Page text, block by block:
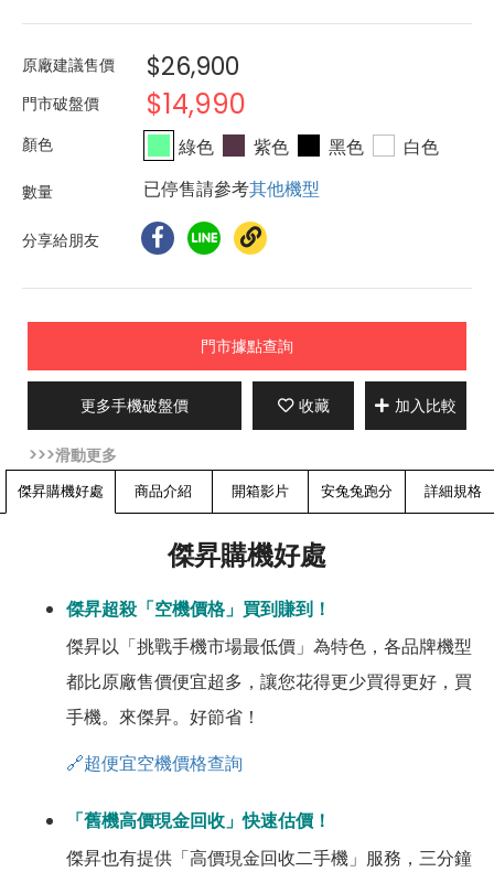
原廠建議售價 $26,900
門市破盤價 $14,990
綠色 紫色 黑色
白色
已停售請參考其他機型
分享給朋友
門市據點查詢
更多手機破盤價 收藏 加入比較
傑昇購機好處 商品介紹 開箱影片 安兔兔跑分 詳細規格
傑昇購機好處
傑昇超殺「空機價格」買到賺到！
傑昇以「挑戰手機市場最低價」為特色，各品牌機型
都比原廠售價便宜超多，讓您花得更少買得更好，買
手機。來傑昇。好節省！
🔗超便宜空機價格查詢
「舊機高價現金回收」快速估價！
傑昇也有提供「高價現金回收二手機」服務，三分鐘